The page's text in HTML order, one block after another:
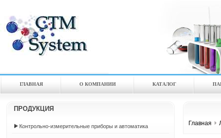
ГЛАВНАЯ О КОМПАНИИ КАТАЛOГ
ПРОДУКЦИЯ
Контрольно-измерительные приборы и автоматика Главная